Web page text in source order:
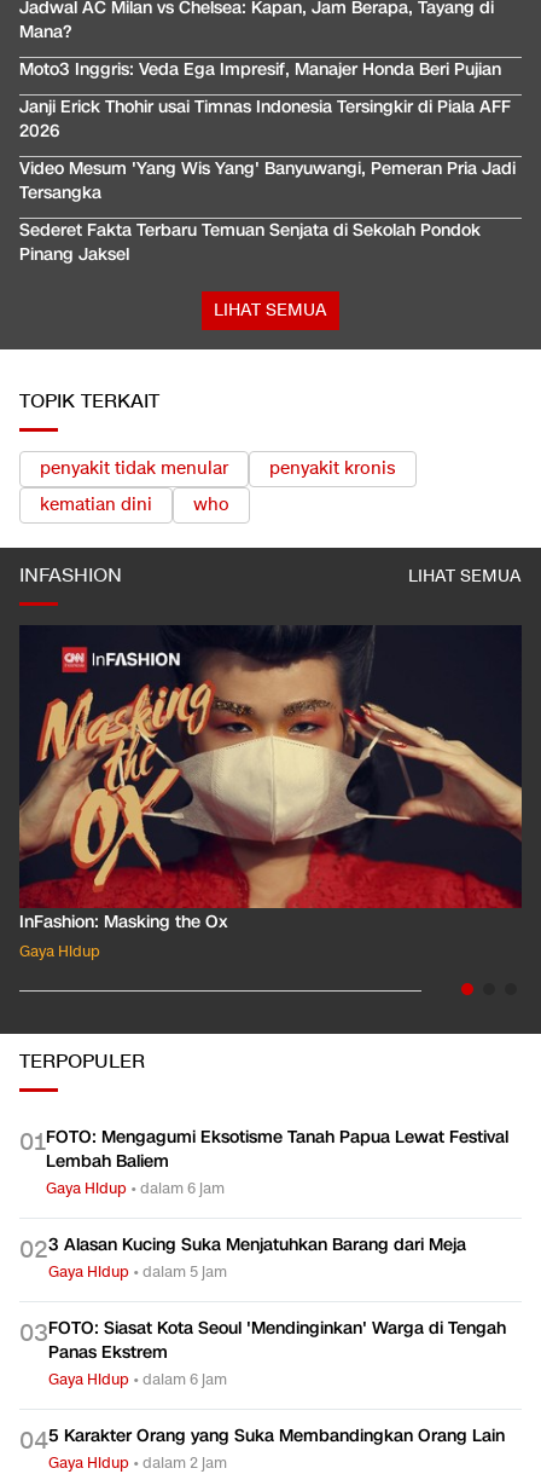
Jadwal AC Milan vs Chelsea: Kapan, Jam Berapa, Tayang di
Mana?
Moto3 Inggris: Veda Ega Impresif, Manajer Honda Beri Pujian
Janji Erick Thohir usai Timnas Indonesia Tersingkir di Piala AFF
2026
Video Mesum 'Yang Wis Yang' Banyuwangi, Pemeran Pria Jadi
Tersangka
Sederet Fakta Terbaru Temuan Senjata di Sekolah Pondok
Pinang Jaksel
LIHAT SEMUA
TOPIK TERKAIT
penyakit tidak menular
penyakit kronis
kematian dini
who
INFASHION LIHAT SEMUA
InFashion: Masking the Ox
Gaya Hidup
TERPOPULER
01FOTO: Mengagumi Eksotisme Tanah Papua Lewat Festival
Lembah Baliem
Gaya Hidup •dalam 6 jam
023 Alasan Kucing Suka Menjatuhkan Barang dari Meja
Gaya Hidup •dalam 5 jam
03FOTO: Siasat Kota Seoul 'Mendinginkan' Warga di Tengah
Panas Ekstrem
Gaya Hidup •dalam 6 jam
045 Karakter Orang yang Suka Membandingkan Orang Lain
Gaya Hidup •dalam 2 jam